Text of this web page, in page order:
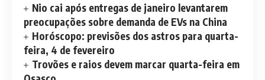
Nio cai após entregas de janeiro levantarem
preocupações sobre demanda de EVs na China
Horóscopo: previsões dos astros para quarta-
feira, 4 de fevereiro
Trovões e raios devem marcar quarta-feira em